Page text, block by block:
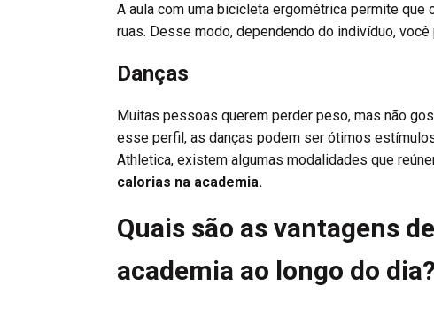
A aula com uma bicicleta ergométrica permite
ruas. Desse modo, dependendo do indivíduo,
Danças
Muitas pessoas querem perder peso, mas não
esse perfil, as danças podem ser ótimos
Athletica, existem algumas modalidades que
calorias na academia.
Quais são as vantagens
academia ao longo do